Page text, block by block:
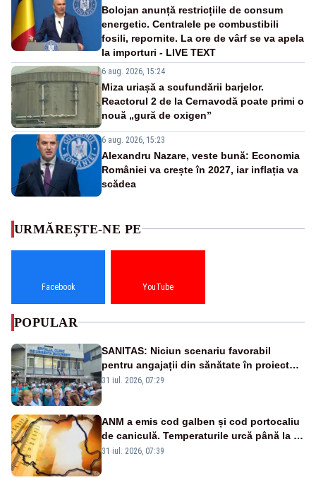
Bolojan anunță restricțiile de consum
energetic. Centralele pe combustibili
fosili, repornite. La ore de vârf se va apela
la importuri - LIVE TEXT
6 aug. 2026, 15:24
Miza uriașă a scufundării barjelor.
Reactorul 2 de la Cernavodă poate primi o
nouă „gură de oxigen”
6 aug. 2026, 15:23
Alexandru Nazare, veste bună: Economia
României va crește în 2027, iar inflația va
scădea
URMĂREȘTE-NE PE
Facebook YouTube
POPULAR
SANITAS: Niciun scenariu favorabil
pentru angajații din sănătate în proiectul
Legii salarizării
31 iul. 2026, 07:29
ANM a emis cod galben și cod portocaliu
de caniculă. Temperaturile urcă până la 38
de grade, iar nopțile devin tropicale
31 iul. 2026, 07:39